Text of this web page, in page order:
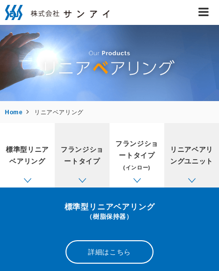
リニアベアリング
工業用両面テープ抜き加工
研磨材・ブラシ
Home リニアベアリング
標準型リニア
ベアリング
フランジショ
ートタイプ
フランジショ
ートタイプ
(インロー)
リニアベアリ
ングユニット
標準型リニアベアリング
（樹脂保持器）
詳細はこちら